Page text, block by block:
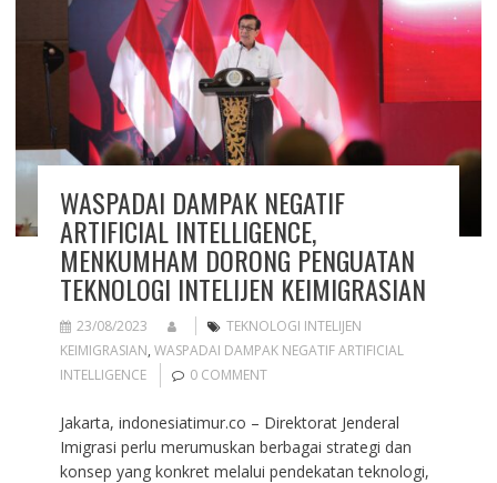
WASPADAI DAMPAK NEGATIF
ARTIFICIAL INTELLIGENCE,
MENKUMHAM DORONG PENGUATAN
TEKNOLOGI INTELIJEN KEIMIGRASIAN
23/08/2023
TEKNOLOGI INTELIJEN
KEIMIGRASIAN, WASPADAI DAMPAK NEGATIF ARTIFICIAL
INTELLIGENCE
0 COMMENT
Jakarta, indonesiatimur.co – Direktorat Jenderal
Imigrasi perlu merumuskan berbagai strategi dan
konsep yang konkret melalui pendekatan teknologi,